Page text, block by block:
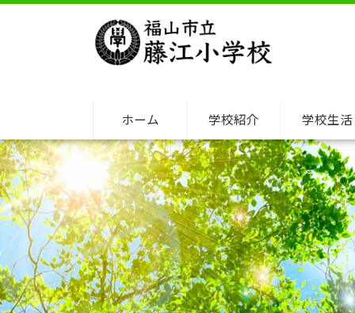
コ
キ
ッ
プ
ナ
に
移
動
ホーム 学校紹介 学校生活